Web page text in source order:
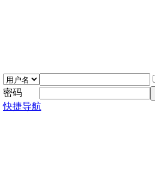
密码
快捷导航